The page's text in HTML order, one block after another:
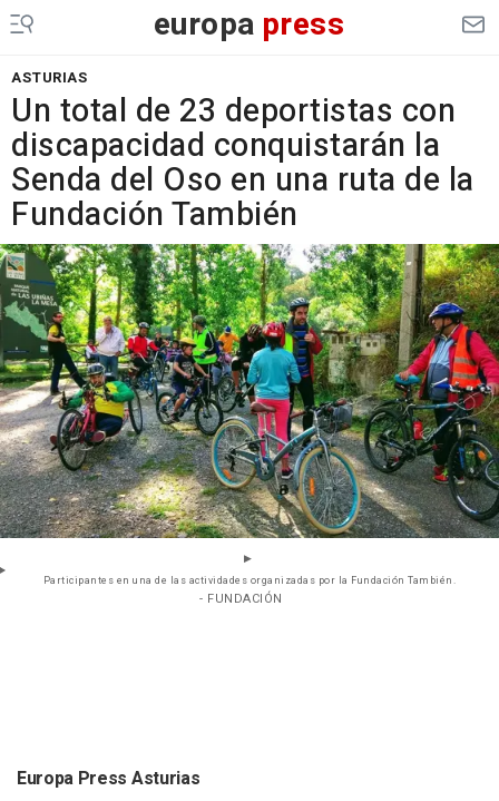
europa press
ASTURIAS
Un total de 23 deportistas con
discapacidad conquistarán la
Senda del Oso en una ruta de la
Fundación También
Participantes en una de las actividades organizadas por la Fundación También.
- FUNDACIÓN
Europa Press Asturias